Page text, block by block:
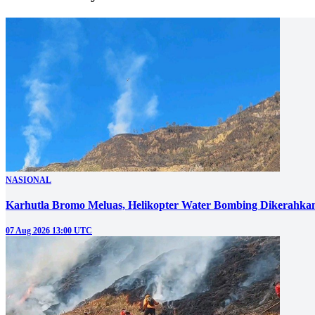
NASIONAL
Karhutla Bromo Meluas, Helikopter Water Bombing
07 Aug 2026 13:00 UTC